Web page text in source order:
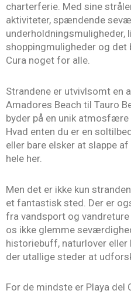
charterferie. Med sine
aktiviteter, spændende
underholdningsmuligheder,
shoppingmuligheder og det
Cura noget for alle.
Strandene er utvivlsomt en
Amadores Beach til Tauro
byder på en unik
Hvad enten du er en
eller bare elsker at slappe
hele her.
Men det er ikke kun
et fantastisk sted. Der er
fra vandsport og
os ikke glemme
historiebuff, naturlover eller
der utallige steder at
For de mindste er Playa del